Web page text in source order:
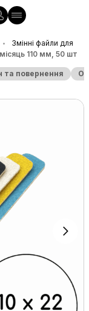
•
Змінні файли для
110 мм, 50 шт
та повернення